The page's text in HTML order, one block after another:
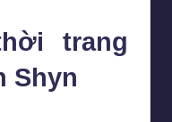
trang
Shyn